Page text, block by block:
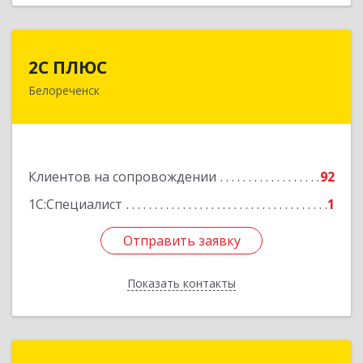
2С ПЛЮС
Белореченск
Клиентов на сопровождении
92
1С:Специалист
1
Отправить заявку
Показать контакты
352630, Краснодарский край, Белореченский р-
Отправить заявку
Назад